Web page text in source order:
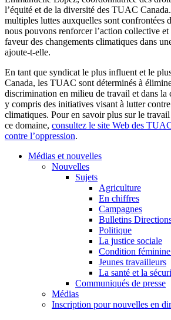
l’équité et de la diversité des TUAC
multiples luttes auxquelles sont confrontées
nous pouvons renforcer l’action collective
faveur des changements climatiques dans
ajoute-t-elle.
En tant que syndicat le plus influent et le
Canada, les TUAC sont déterminés à
discrimination en milieu de travail et dans la
y compris des initiatives visant à lutter
climatiques. Pour en savoir plus sur le
ce domaine, consultez le site Web des
contre l’oppression.
Médias et nouvelles
Nouvelles
Sujets
Agriculture
En chiffres
Campagnes
Bulletins
Politique
La justice sociale
Condition féminine
Jeunes travailleurs
La santé et la
Communiqués de presse
Médias
Inscription pour nouvelles en